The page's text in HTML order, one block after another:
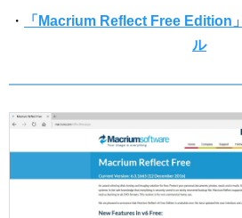
・
「Macrium Reflect Free Edition
ル